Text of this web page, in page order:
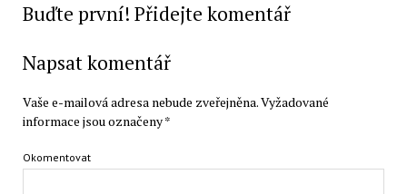
Buďte první! Přidejte komentář
Napsat komentář
Vaše e-mailová adresa nebude zveřejněna.Vyžadované
informace jsou označeny*
Okomentovat